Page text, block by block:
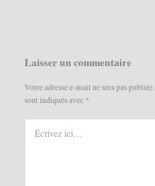
Laisser un commentaire
Votre adresse e-mail ne sera pas publiée.
sont indiqués avec *
ici…